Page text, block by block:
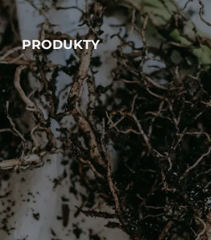
PRODUKTY